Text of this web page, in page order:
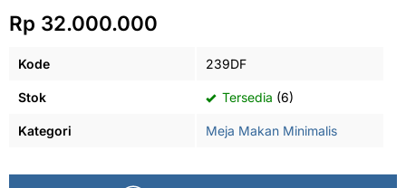
Rp 32.000.000
Kode 239DF
Stok Tersedia (6)
Kategori Meja Makan Minimalis